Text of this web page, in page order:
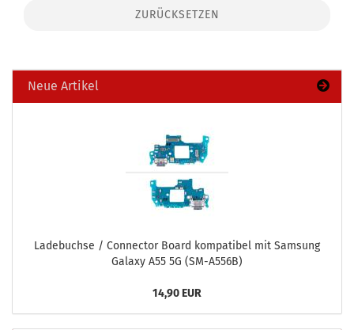
ZURÜCKSETZEN
Neue Artikel
La­de­buch­se / Con­nec­tor Board kom­pa­ti­bel mit Sam­sung
Ga­la­xy A55 5G (SM-​A556B)
14,90 EUR